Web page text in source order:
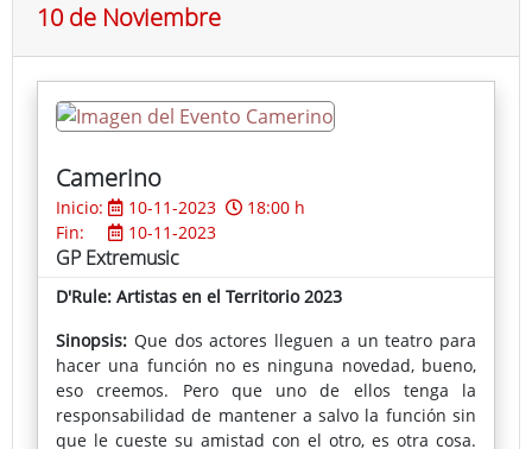
10 de Noviembre
Camerino
Inicio: 10-11-2023
18:00 h
Fin:
10-11-2023
GP Extremusic
D'Rule: Artistas en el Territorio 2023
Sinopsis: Que dos actores lleguen a un teatro para
hacer una función no es ninguna novedad, bueno,
eso creemos. Pero que uno de ellos tenga la
responsabilidad de mantener a salvo la función sin
que le cueste su amistad con el otro, es otra cosa.